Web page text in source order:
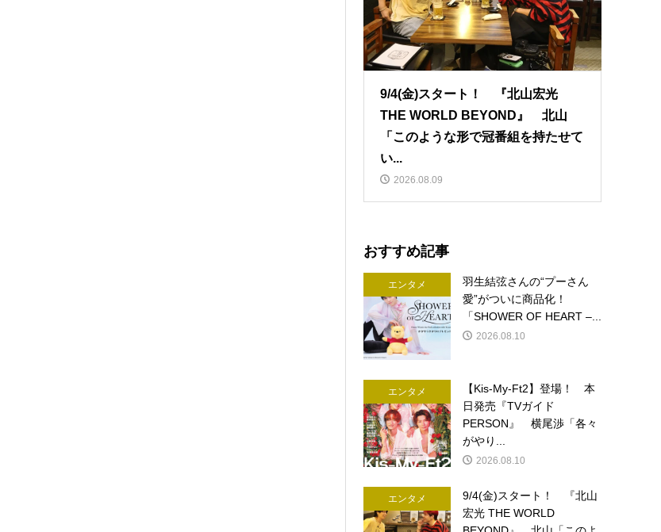
9/4(金)スタート！ 『北山宏光
THE WORLD BEYOND』 北山
「このような形で冠番組を持たせて
い...
2026.08.09
おすすめ記事
エンタメ
羽生結弦さんの“プーさん
愛”がついに商品化！
「SHOWER OF HEART –...
2026.08.10
エンタメ
【Kis-My-Ft2】登場！ 本
日発売『TVガイド
PERSON』 横尾渉「各々
がやり...
2026.08.10
エンタメ
9/4(金)スタート！ 『北山
宏光 THE WORLD